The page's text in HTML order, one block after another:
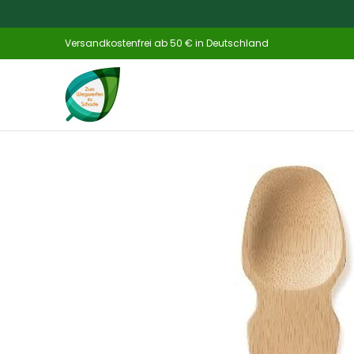
Home Katalog NEU Küche &
Versandkostenfrei ab 50 € in Deutschland